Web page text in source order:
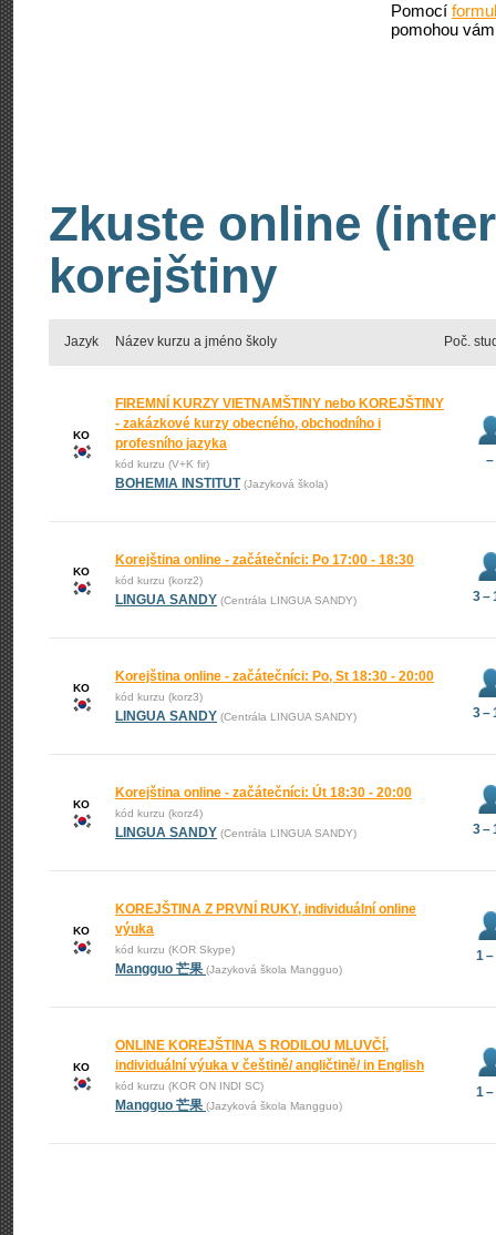
Pomocí
pomohou
Zkuste online
korejštiny
Jazyk Název kurzu a jméno školy Poč.
KO
FIREMNÍ KURZY VIETNAMŠTINY nebo KOREJŠTINY
- zakázkové kurzy obecného, obchodního i
profesního jazyka
kód kurzu (V+K fir)
BOHEMIA INSTITUT (Jazyková škola)
–
KO
Korejština online - začátečníci: Po 17:00 - 18:30
kód kurzu (korz2)
LINGUA SANDY (Centrála LINGUA SANDY) 3 –
KO
Korejština online - začátečníci: Po, St 18:30 - 20:00
kód kurzu (korz3)
LINGUA SANDY (Centrála LINGUA SANDY) 3 –
KO
Korejština online - začátečníci: Út 18:30 - 20:00
kód kurzu (korz4)
LINGUA SANDY (Centrála LINGUA SANDY) 3 –
KO
KOREJŠTINA Z PRVNÍ RUKY, individuální online
výuka
kód kurzu (KOR Skype)
Mangguo 芒果 (Jazyková škola Mangguo)
1
KO
ONLINE KOREJŠTINA S RODILOU MLUVČÍ,
individuální výuka v češtině/ angličtině/ in English
kód kurzu (KOR ON INDI SC)
Mangguo 芒果 (Jazyková škola Mangguo)
1